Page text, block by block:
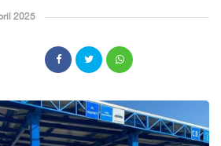
2025